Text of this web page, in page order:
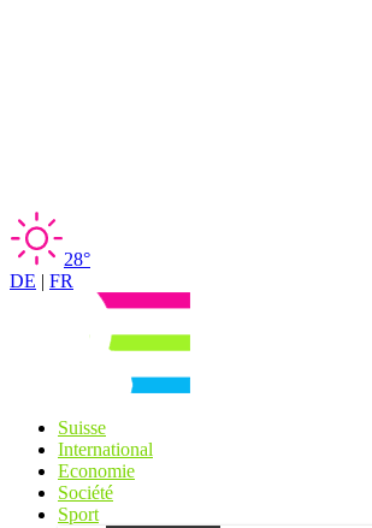
28°
DE | FR
Suisse
International
Economie
Société
Sport